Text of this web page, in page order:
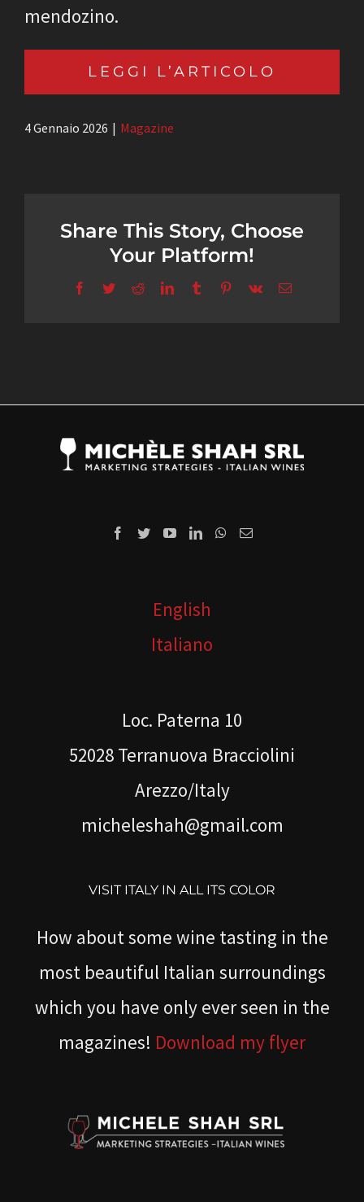
mendozino.
LEGGI L’ARTICOLO
4 Gennaio 2026 | Magazine
Share This Story, Choose
Your Platform!
Facebook
TwitterRedditLinkedInTumblrPinterest
Vk Email
English
Italiano
Loc. Paterna 10
52028 Terranuova Bracciolini
Arezzo/Italy
micheleshah@gmail.com
VISIT ITALY IN ALL ITS COLOR
How about some wine tasting in the
most beautiful Italian surroundings
which you have only ever seen in the
magazines! Download my flyer